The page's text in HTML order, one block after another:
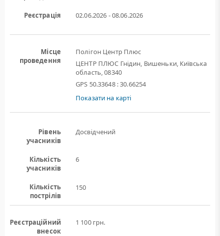
Реєстрація 02.06.2026 - 08.06.2026
Місце
проведення
Полігон Центр Плюс
ЦЕНТР ПЛЮС Гнідин, Вишеньки, Київська
область, 08340
GPS 50.33648 : 30.66254
Показати на карті
Рівень
учасників
Досвідчений
Кількість
учасників
6
Кількість
пострілів
150
Реєстраційний
внесок
1 100 грн.